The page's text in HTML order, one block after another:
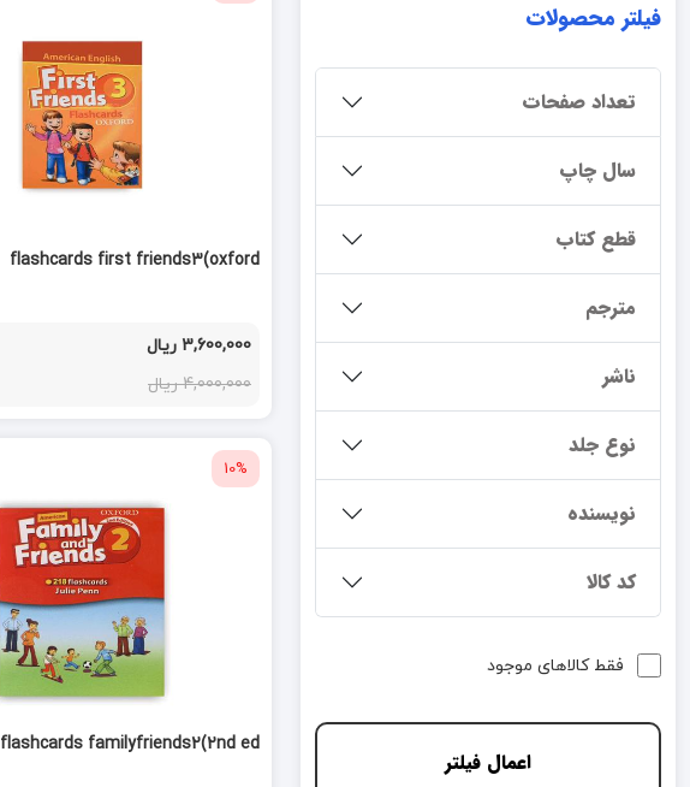
فیلتر محصولات
تعداد صفحات
سال چاپ
قطع کتاب
مترجم
ناشر
نوع جلد
نویسنده
کد کالا
فقط کالاهای موجود
اعمال فیلتر
flashcards first friends3(oxford
3,600,000 ریال
4,000,000 ریال
10%
flashcards familyfriends2(2nd ed